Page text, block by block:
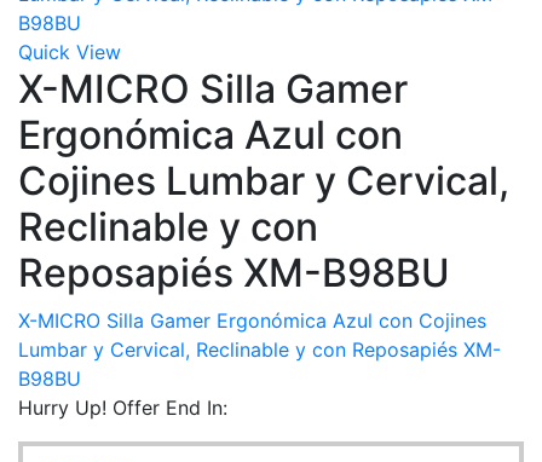
Quick View
X-MICRO Silla Gamer
Ergonómica Azul con
Cojines Lumbar y Cervical,
Reclinable y con
Reposapiés XM-B98BU
X-MICRO Silla Gamer Ergonómica Azul con Cojines
Lumbar y Cervical, Reclinable y con Reposapiés XM-
B98BU
Hurry Up! Offer End In: